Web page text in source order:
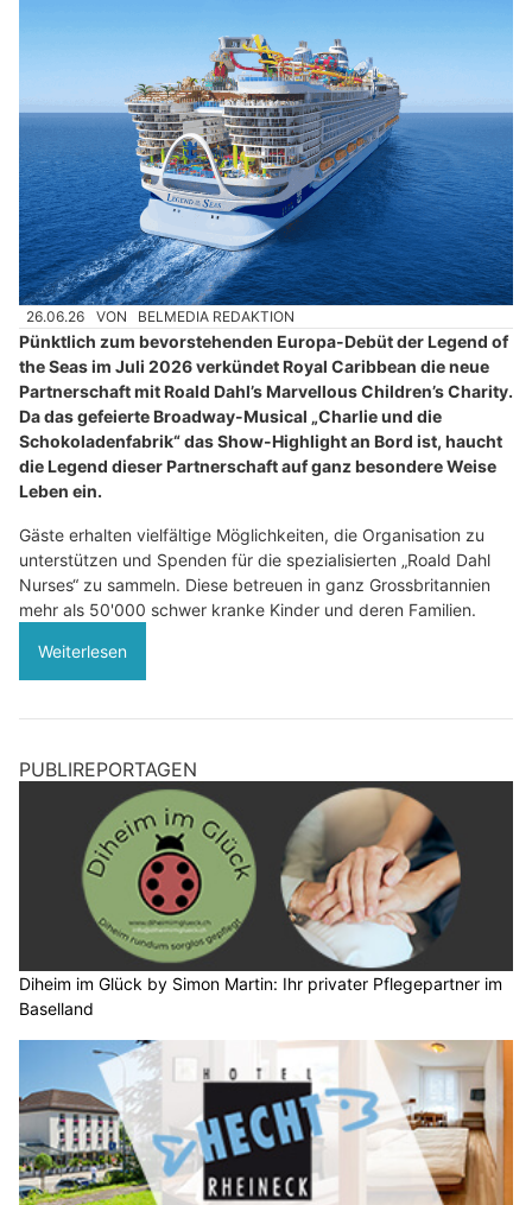
26.06.26 VON BELMEDIA REDAKTION
Pünktlich zum bevorstehenden Europa-Debüt der Legend of
the Seas im Juli 2026 verkündet Royal Caribbean die neue
Partnerschaft mit Roald Dahl’s Marvellous Children’s Charity.
Da das gefeierte Broadway-Musical „Charlie und die
Schokoladenfabrik“ das Show-Highlight an Bord ist, haucht
die Legend dieser Partnerschaft auf ganz besondere Weise
Leben ein.
Gäste erhalten vielfältige Möglichkeiten, die Organisation zu
unterstützen und Spenden für die spezialisierten „Roald Dahl
Nurses“ zu sammeln. Diese betreuen in ganz Grossbritannien
mehr als 50'000 schwer kranke Kinder und deren Familien.
Weiterlesen
PUBLIREPORTAGEN
Diheim im Glück by Simon Martin: Ihr privater Pflegepartner im
Baselland